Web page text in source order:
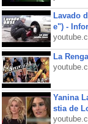
Lavado
e") -
La
Yanina
stia de